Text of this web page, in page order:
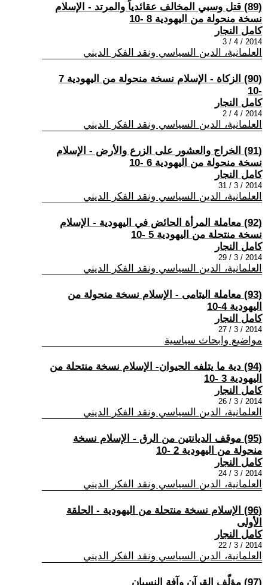
(89) قتل وسبي المخالف عقائدياً والمرتد - الإسلام
نسخة منحولة من اليهودية 8 -10
كامل النجار
2014 / 4 / 3
العلمانية، الدين السياسي ونقد الفكر الديني
(90) الزكاة - الإسلام نسخة منحولة من اليهودية 7
-10
كامل النجار
2014 / 4 / 2
العلمانية، الدين السياسي ونقد الفكر الديني
(91) الخراج والعشور على الزرع والأرض - الإسلام
نسخة منحولة من اليهودية 6 -10
كامل النجار
2014 / 3 / 31
العلمانية، الدين السياسي ونقد الفكر الديني
(92) معاملة المرأة الحائض في اليهودية - الإسلام
نسخة منتحلة من اليهودية 5 -10
كامل النجار
2014 / 3 / 29
العلمانية، الدين السياسي ونقد الفكر الديني
(93) معاملة اليتامى - الإسلام نسخة منحولة من
اليهودية 4-10
كامل النجار
2014 / 3 / 27
مواضيع وابحاث سياسية
(94) دية ما يتلفه الحيوان- الإسلام نسخة منتحلة من
اليهودية 3 -10
كامل النجار
2014 / 3 / 26
العلمانية، الدين السياسي ونقد الفكر الديني
(95) موقف الديانتين من الرق - الإسلام نسخة
منحولة من اليهودية 2 -10
كامل النجار
2014 / 3 / 24
العلمانية، الدين السياسي ونقد الفكر الديني
(96) الإسلام نسخة منتحلة من اليهودية - الحلقة
الأولى
كامل النجار
2014 / 3 / 22
العلمانية، الدين السياسي ونقد الفكر الديني
(97) مؤلّف القرآن وآفة النسيان